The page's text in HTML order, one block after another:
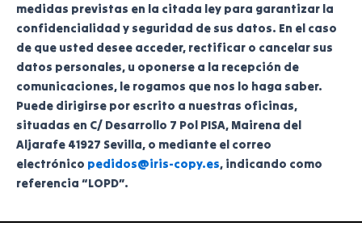
medidas previstas en la citada ley para garantizar la
confidencialidad y seguridad de sus datos. En el caso
de que usted desee acceder, rectificar o cancelar sus
datos personales, u oponerse a la recepción de
comunicaciones, le rogamos que nos lo haga saber.
Puede dirigirse por escrito a nuestras oficinas,
situadas en C/ Desarrollo 7 Pol PISA, Mairena del
Aljarafe 41927 Sevilla, o mediante el correo
electrónico pedidos@iris-copy.es, indicando como
referencia “LOPD”.